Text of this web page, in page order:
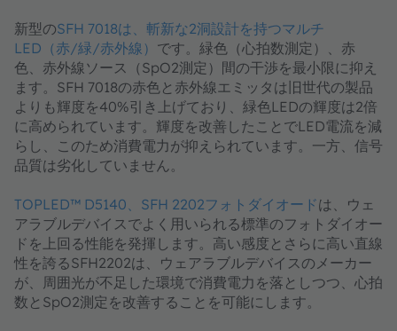
新型のSFH 7018は、斬新な2洞設計を持つマルチ
LED（赤/緑/赤外線） です。緑色（心拍数測定）、赤
色、赤外線ソース（SpO2測定）間の干渉を最小限に抑え
ます。SFH 7018の赤色と赤外線エミッタは旧世代の製品
よりも輝度を40%引き上げており、緑色LEDの輝度は2倍
に高められています。輝度を改善したことでLED電流を減
らし、このため消費電力が抑えられています。一方、信号
品質は劣化していません。
TOPLED™ D5140、SFH 2202フォトダイオードは、ウェ
アラブルデバイスでよく用いられる標準のフォトダイオー
ドを上回る性能を発揮します。高い感度とさらに高い直線
性を誇るSFH2202は、ウェアラブルデバイスのメーカー
が、周囲光が不足した環境で消費電力を落としつつ、心拍
数とSpO2測定を改善することを可能にします。